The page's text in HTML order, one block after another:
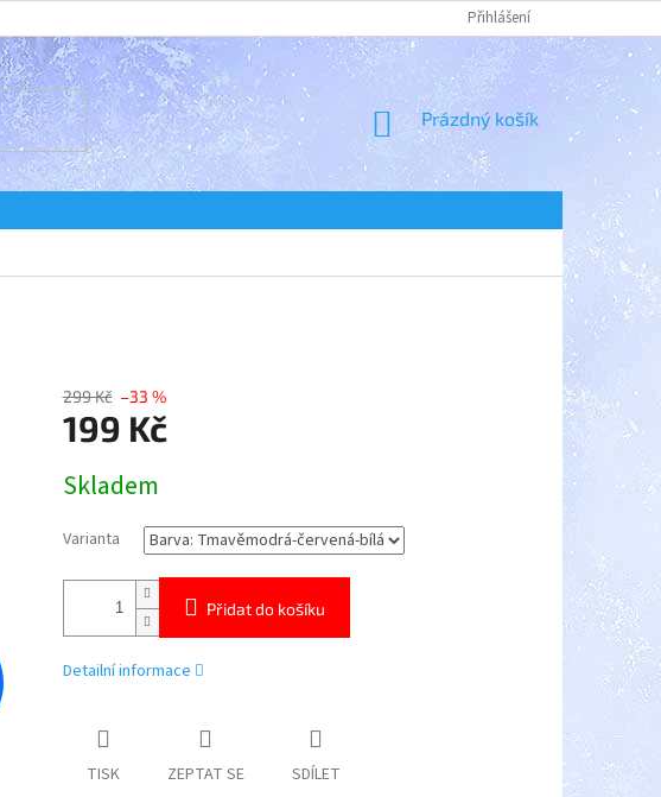
Přihlášení
NÁKUPNÍ
KOŠÍK
Prázdný košík
299 Kč –33 %
199 Kč
cena:
Skladem
Varianta
Přidat do košíku
Detailní informace
TISK ZEPTAT SE SDÍLET